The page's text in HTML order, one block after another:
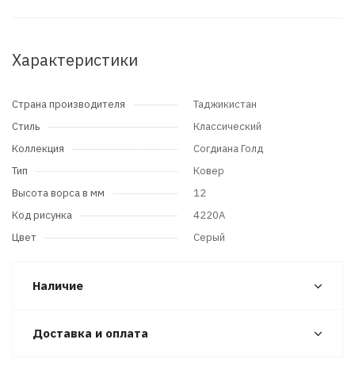
Характеристики
Страна производителя
Таджикистан
Стиль
Классический
Коллекция
Согдиана Голд
Тип
Ковер
Высота ворса в мм
12
Код рисунка
4220A
Цвет
Серый
Наличие
Доставка и оплата